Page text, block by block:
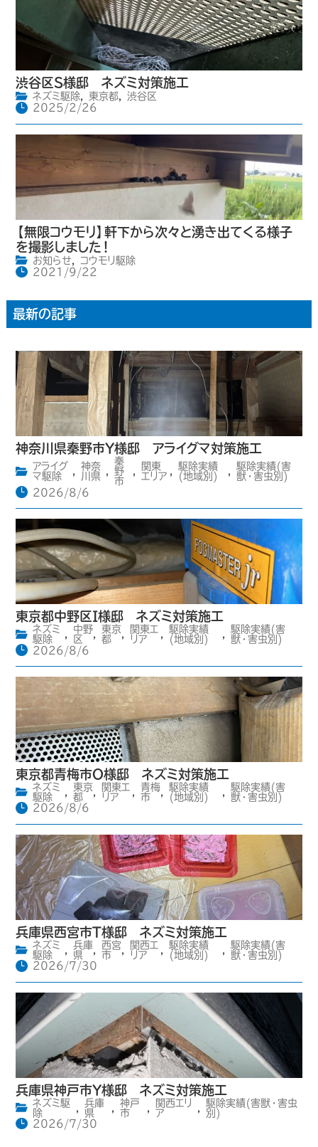
渋谷区S様邸 ネズミ対策施工
ネズミ駆除, 東京都,
渋谷区
2025/2/26
【無限コウモリ】軒下から次々と湧き出てくる様子
を撮影しました！
お知らせ,
コウモリ駆除
2021/9/22
最新の記事
神奈川県秦野市Y様邸 アライグマ対策施工
アライグ
マ駆除
,
神奈
川県 ,
秦
野
市
,
関東
エリア ,
駆除実績
(地域別)
,
駆除実績(害
獣・害虫別)
2026/8/6
東京都中野区I様邸 ネズミ対策施工
ネズミ
駆除
,
中野
区
,
東京
都
,
関東エ
リア
,
駆除実績
(地域別)
,
駆除実績(害
獣・害虫別)
2026/8/6
東京都青梅市O様邸 ネズミ対策施工
ネズミ
駆除
,
東京
都
,
関東エ
リア
,
青梅
市
,
駆除実績
(地域別)
,
駆除実績(害
獣・害虫別)
2026/8/6
兵庫県西宮市T様邸 ネズミ対策施工
ネズミ
駆除
,
兵庫
県
,
西宮
市
,
関西エ
リア
,
駆除実績
(地域別)
,
駆除実績(害
獣・害虫別)
2026/7/30
兵庫県神戸市Y様邸 ネズミ対策施工
ネズミ駆
除
兵庫
県
神戸
市
関西エリ
ア
駆除実績(害獣・害虫
別)
2026/7/30